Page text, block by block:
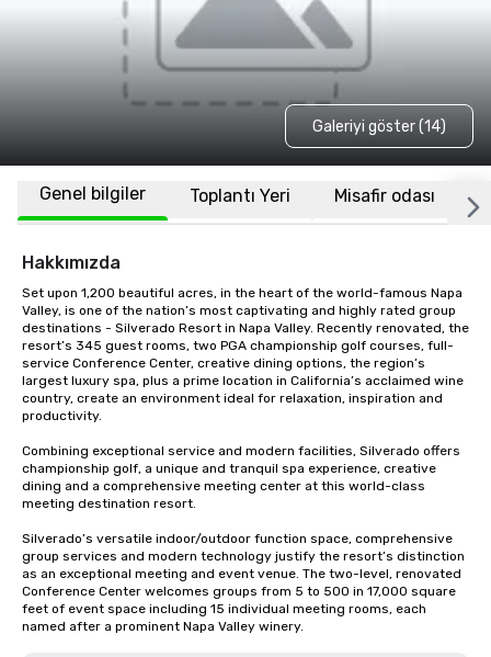
Galeriyi göster (14)
Genel bilgiler Toplantı Yeri Misafir odası
Hakkımızda
Set upon 1,200 beautiful acres, in the heart of the world-famous Napa
Valley, is one of the nation’s most captivating and highly rated group
destinations - Silverado Resort in Napa Valley. Recently renovated, the
resort’s 345 guest rooms, two PGA championship golf courses, full-
service Conference Center, creative dining options, the region’s
largest luxury spa, plus a prime location in California’s acclaimed wine
country, create an environment ideal for relaxation, inspiration and
productivity.
Combining exceptional service and modern facilities, Silverado offers
championship golf, a unique and tranquil spa experience, creative
dining and a comprehensive meeting center at this world-class
meeting destination resort.
Silverado’s versatile indoor/outdoor function space, comprehensive
group services and modern technology justify the resort’s distinction
as an exceptional meeting and event venue. The two-level, renovated
Conference Center welcomes groups from 5 to 500 in 17,000 square
feet of event space including 15 individual meeting rooms, each
named after a prominent Napa Valley winery.